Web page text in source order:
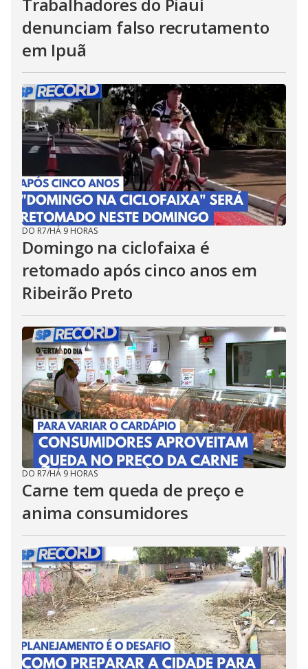
denunciam falso recrutamento
em Ipuã
DO R7/HÁ 9 HORAS
Domingo na ciclofaixa é
retomado após cinco anos em
Ribeirão Preto
DO R7/HÁ 9 HORAS
Carne tem queda de preço e
anima consumidores